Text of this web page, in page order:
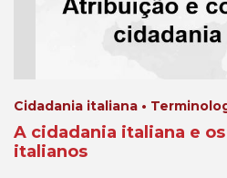
Cidadania italiana •
A cidadania italiana e
italianos